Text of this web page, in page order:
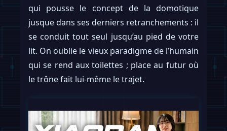
qui pousse le concept de la domotique
jusque dans ses derniers retranchements : il
se conduit tout seul jusqu’au pied de votre
lit. On oublie le vieux paradigme de l’humain
qui se rend aux toilettes ; place au futur où
le trône fait lui-même le trajet.